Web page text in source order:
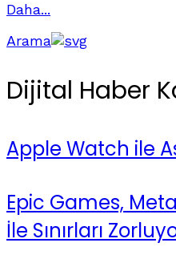
Daha...
Arama
Dijital Haber
Apple Watch ile
Epic Games,
İle Sınırları